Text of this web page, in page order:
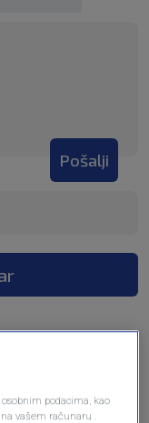
Pošalji
podacima, kao
vašem računaru .